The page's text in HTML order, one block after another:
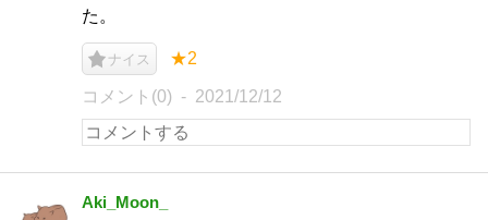
た。
ナイス ★2
コメント(0) 2021/12/12
Aki_Moon_